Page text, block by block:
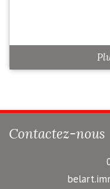
Contactez-nous